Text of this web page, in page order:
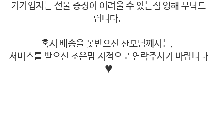
기가입자는 선물 증정이 어려울 수 있는점 양해 부탁드
립니다.
혹시 배송을 못받으신 산모님께서는,
서비스를 받으신 조은맘 지점으로 연락주시기 바랍니다
♥